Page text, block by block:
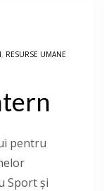
, RESURSE UMANE
pentru
Sport și